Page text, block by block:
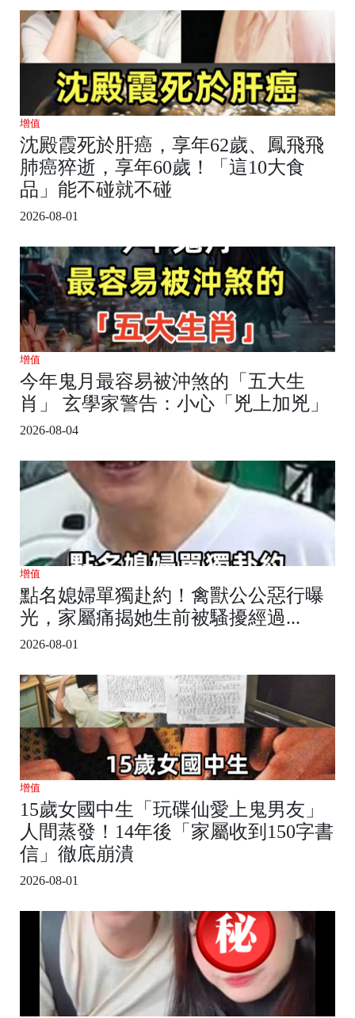
增值
沈殿霞死於肝癌，享年62歲、鳳飛飛
肺癌猝逝，享年60歲！「這10大食
品」能不碰就不碰
2026-08-01
增值
今年鬼月最容易被沖煞的「五大生
肖」 玄學家警告：小心「兇上加兇」
2026-08-04
增值
點名媳婦單獨赴約！禽獸公公惡行曝
光，家屬痛揭她生前被騷擾經過...
2026-08-01
增值
15歲女國中生「玩碟仙愛上鬼男友」
人間蒸發！14年後「家屬收到150字書
信」徹底崩潰
2026-08-01